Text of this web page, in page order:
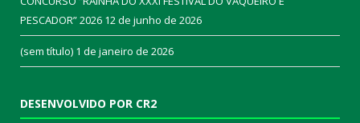
PESCADOR” 2026 12 de junho de 2026
(sem título) 1 de janeiro de 2026
DESENVOLVIDO POR CR2